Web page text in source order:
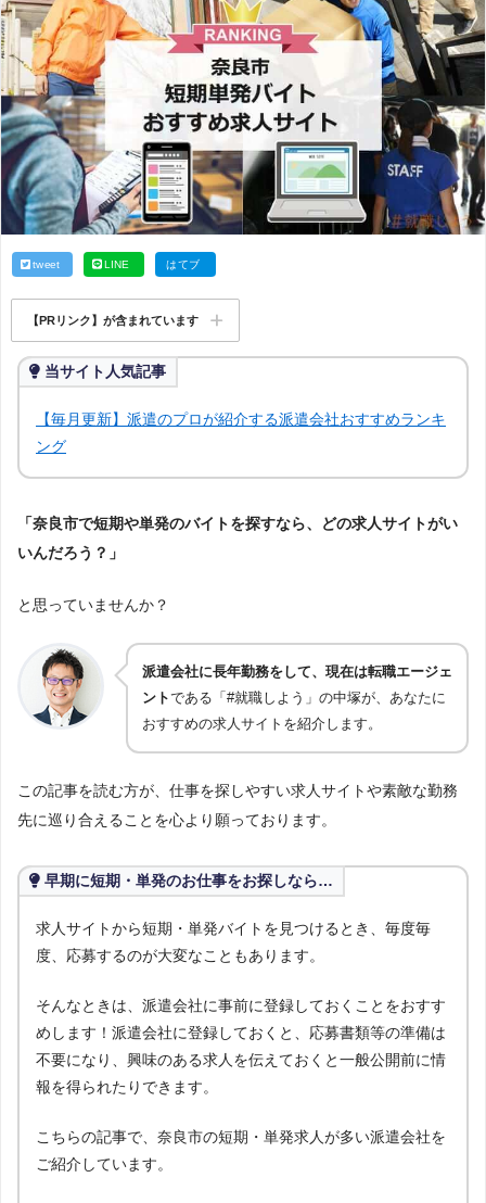
tweet LINE はてブ
【PRリンク】が含まれています
当サイト人気記事
【毎月更新】派遣のプロが紹介する派遣会社おすすめランキ
ング
「奈良市で短期や単発のバイトを探すなら、どの求人サイトがい
いんだろう？」
と思っていませんか？
派遣会社に長年勤務をして、現在は転職エージェ
ントである「#就職しよう」の中塚が、あなたに
おすすめの求人サイトを紹介します。
この記事を読む方が、仕事を探しやすい求人サイトや素敵な勤務
先に巡り合えることを心より願っております。
早期に短期・単発のお仕事をお探しなら…
求人サイトから短期・単発バイトを見つけるとき、毎度毎
度、応募するのが大変なこともあります。
そんなときは、派遣会社に事前に登録しておくことをおすす
めします！派遣会社に登録しておくと、応募書類等の準備は
不要になり、興味のある求人を伝えておくと一般公開前に情
報を得られたりできます。
こちらの記事で、奈良市の短期・単発求人が多い派遣会社を
ご紹介しています。